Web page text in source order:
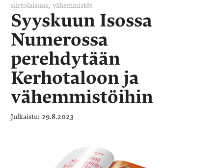
siirtolaisuus,vähemmistöt
Syyskuun Isossa
Numerossa
perehdytään
Kerhotaloon ja
vähemmistöihin
29.8.2023